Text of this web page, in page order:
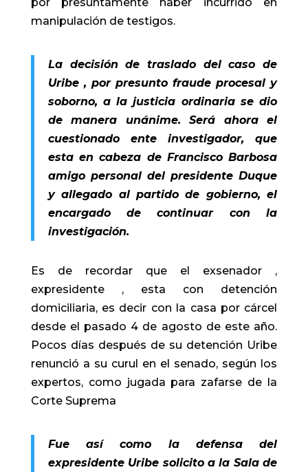
manipulación de testigos.
La decisión de traslado del caso de
Uribe , por presunto fraude procesal y
soborno, a la justicia ordinaria se dio
de manera unánime. Será ahora el
cuestionado ente investigador, que
esta en cabeza de Francisco Barbosa
amigo personal del presidente Duque
y allegado al partido de gobierno, el
encargado de continuar con la
investigación.
Es de recordar que el exsenador ,
expresidente , esta con detención
domiciliaria, es decir con la casa por cárcel
desde el pasado 4 de agosto de este año.
Pocos días después de su detención Uribe
renunció a su curul en el senado, según los
expertos, como jugada para zafarse de la
Corte Suprema
Fue así como la defensa del
expresidente Uribe solicito a la Sala de